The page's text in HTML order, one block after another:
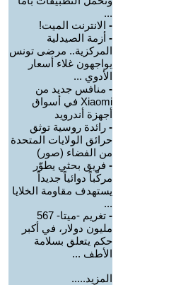
...
- الانترنت الميت!
- أزمة الصيدلية
المركزية.. مرضى تونس
يواجهون غلاء أسعار
الأدوي ...
- منافس جديد من
Xiaomi في أسواق
أجهزة أندرويد
- رائدة روسية توثق
حرائق الولايات المتحدة
من الفضاء (صور)
- فريق بحثي يطوّر
مركّباً دوائياً جديداً
يستهدف مقاومة الخلايا
...
-
تغريم -ميتا- 567
مليون دولار، في أكبر
حكم يتعلق بسلامة
الأطف ...
المزيد.....